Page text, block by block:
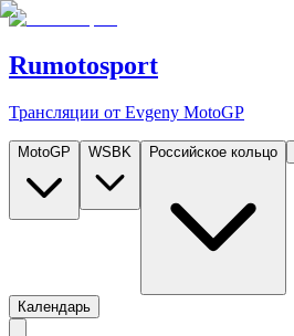
Rumotosport
Трансляции от Evgeny MotoGP
MotoGP WSBK Российское кольцо
Календарь